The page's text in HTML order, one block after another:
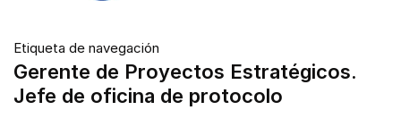
Etiqueta de navegación
Gerente de Proyectos Estratégicos.
Jefe de oficina de protocolo